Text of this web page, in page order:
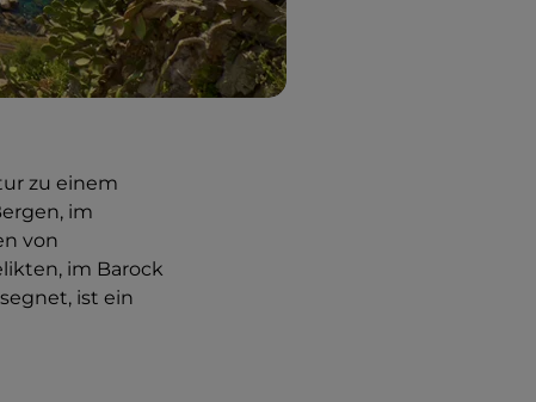
zu einem
im
von
im Barock
ist ein